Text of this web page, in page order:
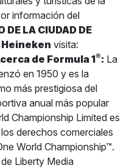
información del
DE LA CIUDAD DE
visita:
de Formula 1®: La
en 1950 y es la
más prestigiosa del
anual más popular
Championship Limited es
derechos comerciales
World Championship™.
Liberty Media